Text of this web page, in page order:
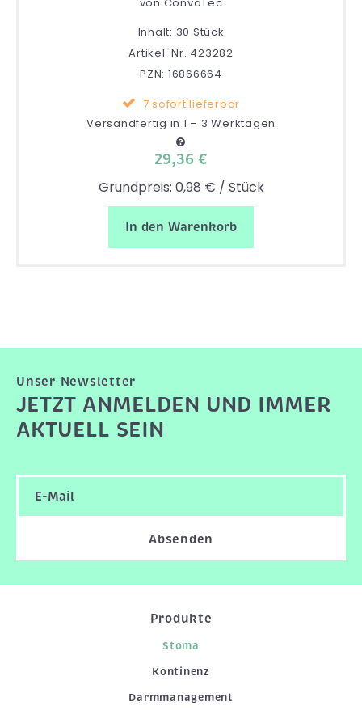
Inhalt: 30 Stück
Artikel-Nr. 423282
PZN: 16866664
7 sofort lieferbar
Versandfertig in 1 – 3 Werktagen
29,36 €
Grundpreis: 0,98 € / Stück
In den Warenkorb
Unser Newsletter
JETZT ANMELDEN UND IMMER
AKTUELL SEIN
Absenden
Produkte
Stoma
Kontinenz
Darmmanagement